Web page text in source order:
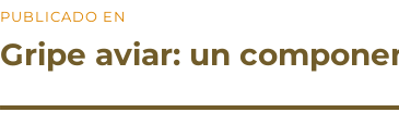
de
PUBLICADO EN
Gripe aviar: un